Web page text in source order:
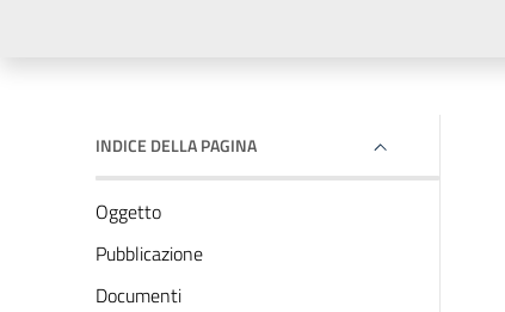
INDICE DELLA PAGINA
Oggetto
Pubblicazione
Documenti